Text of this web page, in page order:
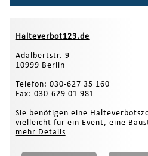
Halteverbot123.de
Adalbertstr. 9
10999 Berlin
Telefon: 030-627 35 160
Fax: 030-629 01 981
Sie benötigen eine
vielleicht für ein Event, eine
mehr Details